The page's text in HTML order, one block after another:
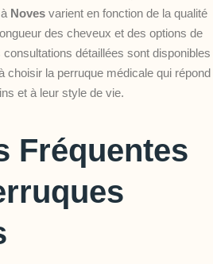
Noves varient en fonction de la qualité
des cheveux et des options de
détaillées sont disponibles
choisir la perruque médicale qui répond
et à leur style de vie.
Fréquentes